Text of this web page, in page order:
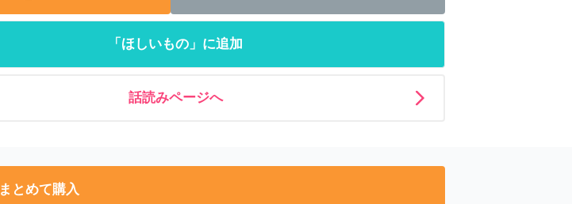
「ほしいもの」に追加
話読みページへ
まとめて購入